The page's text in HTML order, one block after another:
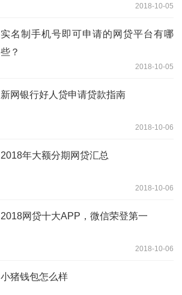
2018-10-05
实名制手机号即可申请的网贷平台有哪
些？
2018-10-05
新网银行好人贷申请贷款指南
2018-10-06
2018年大额分期网贷汇总
2018-10-06
2018网贷十大APP，微信荣登第一
2018-10-06
小猪钱包怎么样